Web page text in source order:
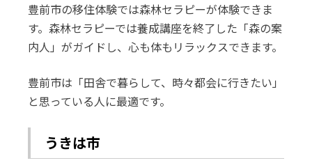
豊前市の移住体験では森林セラピーが体験できま
す。森林セラピーでは養成講座を終了した「森の案
内人」がガイドし、心も体もリラックスできます。
豊前市は「田舎で暮らして、時々都会に行きたい」
と思っている人に最適です。
うきは市